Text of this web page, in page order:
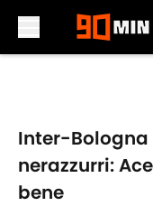
Inter-Bologna
nerazzurri:
bene